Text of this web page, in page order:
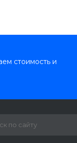
стоимость и